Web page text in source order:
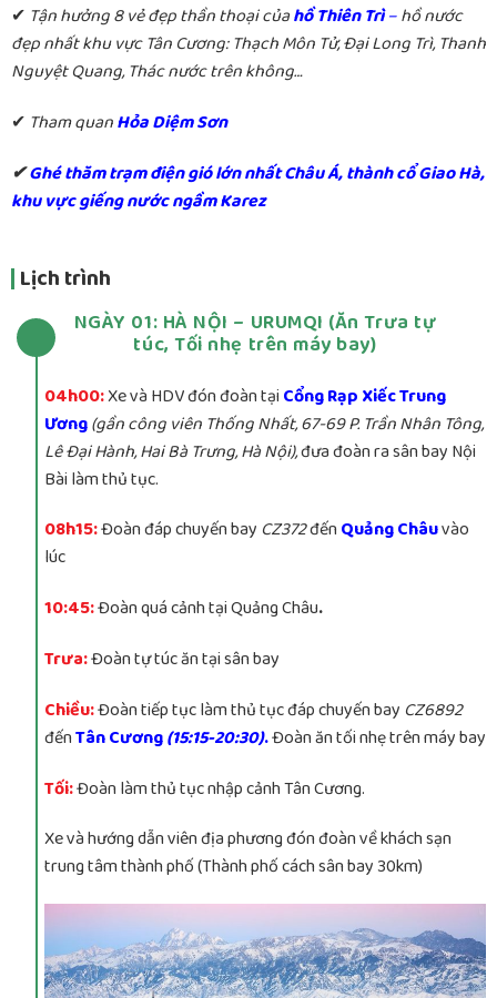
✔ Tận hưởng 8 vẻ đẹp thần thoại củahồ Thiên Trì –hồ nước
đẹp nhất khu vực Tân Cương: Thạch Môn Tử, Đại Long Trì, Thanh
Nguyệt Quang, Thác nước trên không…
✔ Tham quanHỏa Diệm Sơn
✔Ghé thăm trạm điện gió lớn nhất Châu Á, thành cổ Giao Hà,
khu vực giếng nước ngầm Karez
Lịch trình
NGÀY 01: HÀ NỘI – URUMQI (Ăn Trưa tự
túc, Tối nhẹ trên máy bay)
04h00:Xe và HDV đón đoàn tại Cổng Rạp Xiếc Trung
Ương(gần công viên Thống Nhất, 67-69 P. Trần Nhân Tông,
Lê Đại Hành, Hai Bà Trưng, Hà Nội),đưa đoàn ra sân bay Nội
Bài làm thủ tục.
08h15:Đoàn đáp chuyến bay CZ372đếnQuảng Châuvào
lúc
10:45:Đoàn quá cảnh tại Quảng Châu.
Trưa:Đoàn tự túc ăn tại sân bay
Chiều:Đoàn tiếp tục làm thủ tục đáp chuyến bay CZ6892
đếnTân Cương(15:15-20:30).Đoàn ăn tối nhẹ trên máy bay
Tối:Đoàn làm thủ tục nhập cảnh Tân Cương.
Xe và hướng dẫn viên địa phương đón đoàn về khách sạn
trung tâm thành phố (Thành phố cách sân bay 30km)